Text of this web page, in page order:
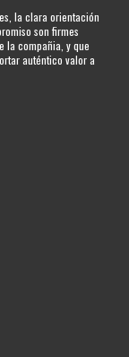
la clara orientación
son firmes
la compañia, y que
auténtico valor a